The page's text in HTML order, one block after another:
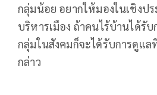
กลุ่มน้อย อยากให้มองในเชิงป
บริหารเมือง ถ้าคนไร้บ้านได้รั
กลุ่มในสังคมก็จะได้รับการดูแ
กล่าว